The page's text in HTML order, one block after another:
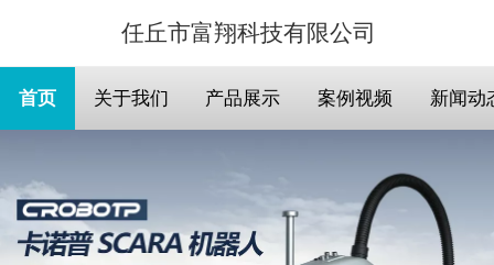
任丘市富翔科技有限公司
首页 关于我们 产品展示 案例视频 新闻动